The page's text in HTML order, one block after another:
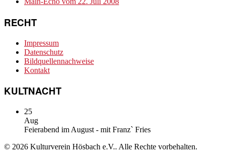
RECHT
Impressum
Datenschutz
Bildquellennachweise
Kontakt
KULTNACHT
25
Aug
Feierabend im August - mit Franz` Fries
© 2026 Kulturverein Hösbach e.V.. Alle Rechte vorbehalten.